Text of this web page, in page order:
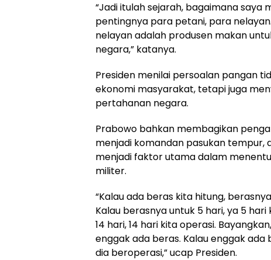
“Jadi itulah sejarah, bagaimana saya
pentingnya para petani, para
nelayan adalah produsen makan
negara,” katanya.
Presiden menilai persoalan pangan
ekonomi masyarakat, tetapi juga
pertahanan negara.
Prabowo bahkan membagikan
menjadi komandan pasukan tempur,
menjadi faktor utama dalam
militer.
“Kalau ada beras kita hitung,
Kalau berasnya untuk 5 hari, ya 5
14 hari, 14 hari kita operasi.
enggak ada beras. Kalau enggak ada
dia beroperasi,” ucap Presiden.